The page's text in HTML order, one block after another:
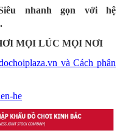
nhanh gọn với hệ
MỌI LÚC MỌI NƠI
và Cách phân
he